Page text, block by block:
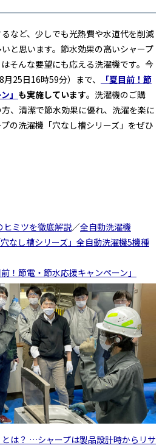
など、少しでも光熱費や水道代を削減
と思います。節水効果の高いシャープ
そんな要望にも応える洗濯機です。今
25日16時59分）まで、
「夏目前！節
」 も実施しています。洗濯機のご購
、清潔で節水効果に優れ、洗濯を楽に
の洗濯機「穴なし槽シリーズ」をぜひ
ヒミツを徹底解説／全自動洗濯機
穴なし槽シリーズ」全自動洗濯機5機種
前！節電・節水応援キャンペーン」
とは？ …シャープは製品設計時からリサ